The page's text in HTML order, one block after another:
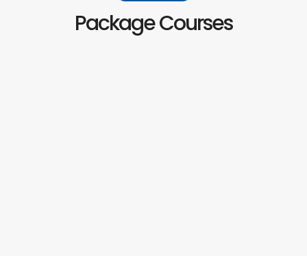
Package Courses